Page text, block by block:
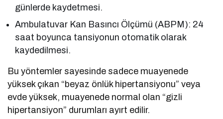
günlerde kaydetmesi.
Ambulatuvar Kan Basıncı Ölçümü (ABPM): 24
saat boyunca tansiyonun otomatik olarak
kaydedilmesi.
Bu yöntemler sayesinde sadece muayenede
yüksek çıkan “beyaz önlük hipertansiyonu” veya
evde yüksek, muayenede normal olan “gizli
hipertansiyon” durumları ayırt edilir.